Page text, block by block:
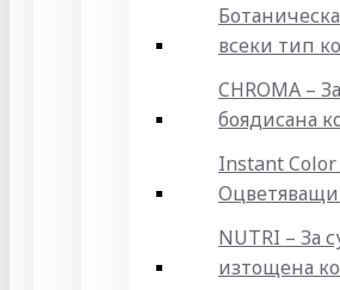
всеки тип
CHROMA – За
боядисана
Instant Color
NUTRI – За
изтощена